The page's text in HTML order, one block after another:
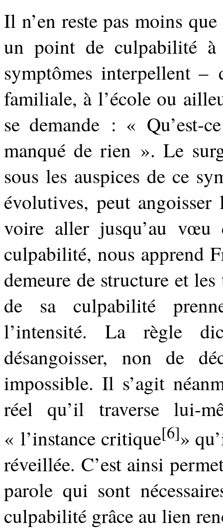
Il n’en reste pas moins
un point de culpabilité à
symptômes interpellent
familiale, à l’école ou
se demande : « Qu’est-
manqué de rien ». Le
sous les auspices de ce
évolutives, peut
voire aller jusqu’au
culpabilité, nous apprend
demeure de structure et
de sa culpabilité
l’intensité. La règle
désangoisser, non de
impossible. Il s’agit
réel qu’il traverse lui-
« l’instance critique[6]»
réveillée. C’est ainsi
parole qui sont
culpabilité grâce au lien